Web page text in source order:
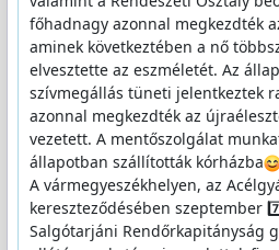
főhadnagy azonnal megkezdték
aminek következtében a nő
elvesztette az eszméletét. Az
szívmegállás tüneti jelentkeztek
azonnal megkezdték az
vezetett. A mentőszolgálat
állapotban szállították kórházba
A vármegyeszékhelyen, az
kereszteződésében szeptember
Salgótarjáni Rendőrkapitányság